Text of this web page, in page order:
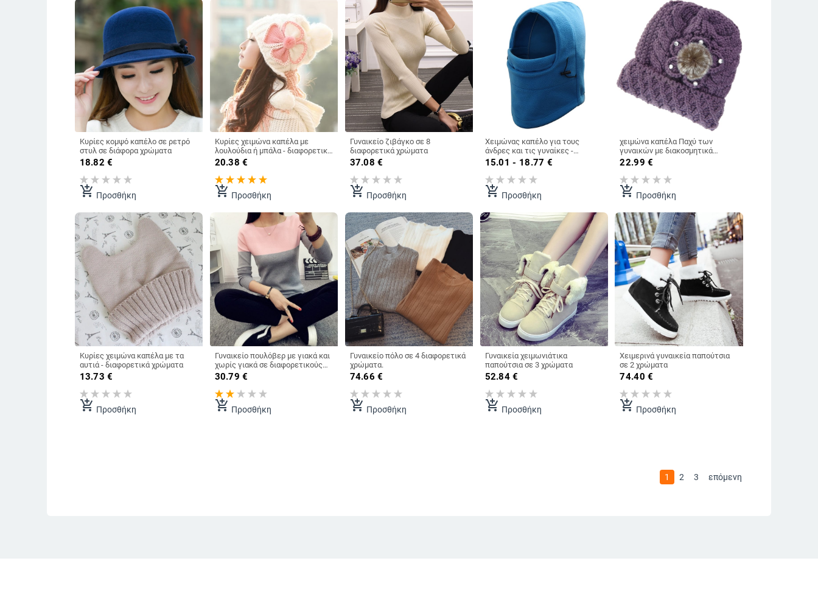
Κυρίες κομψό καπέλο σε ρετρό
στυλ σε διάφορα χρώματα
18.82 €
add_shopping_cart Προσθήκη
Κυρίες χειμώνα καπέλα με
λουλούδια ή μπάλα - διαφορετικά
μοντέλα
20.38 €
add_shopping_cart Προσθήκη
Γυναικείο ζιβάγκο σε 8
διαφορετικά χρώματα
37.08 €
add_shopping_cart Προσθήκη
Χειμώνας καπέλο για τους
άνδρες και τις γυναίκες -
αντιανεμικό κατάλληλο για
15.01 - 18.77 €
add_shopping_cart Προσθήκη
χειμώνα καπέλα Παχύ των
γυναικών με διακοσμητικά
στοιχεία - τέσσερα μοντέλα - μοβ,
κόκκινο
22.99 €
add_shopping_cart Προσθήκη
Κυρίες χειμώνα καπέλα με τα
αυτιά - διαφορετικά χρώματα
13.73 €
add_shopping_cart Προσθήκη
Γυναικείο πουλόβερ με γιακά και
χωρίς γιακά σε διαφορετικούς
συνδυασμούς χρωμάτων
30.79 €
add_shopping_cart Προσθήκη
Γυναικείο πόλο σε 4 διαφορετικά
χρώματα.
74.66 €
add_shopping_cart Προσθήκη
Γυναικεία χειμωνιάτικα
παπούτσια σε 3 χρώματα
52.84 €
add_shopping_cart Προσθήκη
Χειμερινά γυναικεία παπούτσια
σε 2 χρώματα
74.40 €
add_shopping_cart Προσθήκη
1 2 3 επόμενη